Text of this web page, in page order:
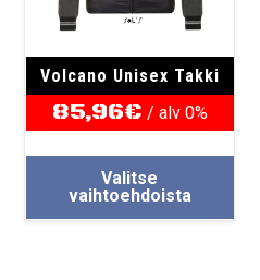
Volcano Unisex Takki
85,96€ / alv 0%
Valitse
vaihtoehdoista
Tällä